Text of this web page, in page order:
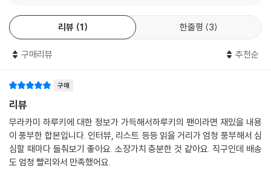
리뷰 1 한줄평 3
구매리뷰 추천순
구매
리뷰
무라카미 하루키에 대한 정보가 가득해서하루키의 팬이라면 재밌을 내용
이 풍부한 합본입니다. 인터뷰, 리스트 등등 읽을 거리가 엄청 풍부해서 심
심할 때마다 들춰보기 좋아요. 소장가치 충분한 것 같아요. 직구인데 배송
도 엄청 빨리와서 만족했어요.